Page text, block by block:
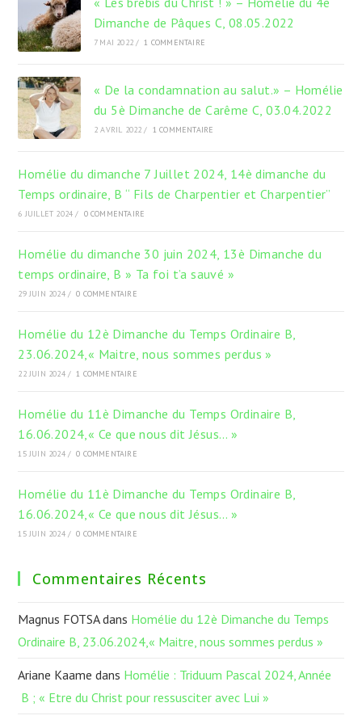
Dimanche de Pâques C, 08.05.2022
7 MAI 2022 / 1 COMMENTAIRE
« De la condamnation au salut.» – Homélie
du 5è Dimanche de Carême C, 03.04.2022
2 AVRIL 2022 / 1 COMMENTAIRE
Homélie du dimanche 7 Juillet 2024, 14è dimanche du
Temps ordinaire, B “ Fils de Charpentier et Charpentier”
6 JUILLET 2024 / 0 COMMENTAIRE
Homélie du dimanche 30 juin 2024, 13è Dimanche du
temps ordinaire, B » Ta foi t’a sauvé »
29 JUIN 2024 / 0 COMMENTAIRE
Homélie du 12è Dimanche du Temps Ordinaire B,
23.06.2024,« Maitre, nous sommes perdus »
22 JUIN 2024 / 1 COMMENTAIRE
Homélie du 11è Dimanche du Temps Ordinaire B,
16.06.2024,« Ce que nous dit Jésus… »
15 JUIN 2024 / 0 COMMENTAIRE
Homélie du 11è Dimanche du Temps Ordinaire B,
16.06.2024,« Ce que nous dit Jésus… »
15 JUIN 2024 / 0 COMMENTAIRE
Commentaires Récents
Magnus FOTSAdans Homélie du 12è Dimanche du Temps
Ordinaire B, 23.06.2024,« Maitre, nous sommes perdus »
Ariane Kaame dans Homélie : Triduum Pascal 2024, Année
B ; « Etre du Christ pour ressusciter avec Lui »